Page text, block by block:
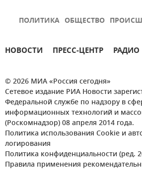
ПОЛИТИКА ОБЩЕСТВО
НОВОСТИ ПРЕСС-ЦЕНТР РАДИО
© 2026 МИА «Россия сегодня»
Сетевое издание РИА Новости
Федеральной службе по надзору в
информационных технологий и
(Роскомнадзор) 08 апреля 2014 года.
Политика использования Cookie и
логирования
Политика конфиденциальности (ред.
Правила применения